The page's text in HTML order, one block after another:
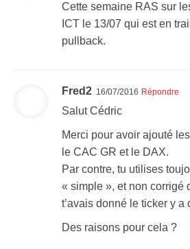
Cette semaine RAS sur
ICT le 13/07 qui est en
pullback.
Fred2 16/07/2016 Répondre
Salut Cédric
Merci pour avoir ajouté
le CAC GR et le DAX.
Par contre, tu utilises
« simple », et non corrigé
t’avais donné le ticker y
Des raisons pour cela ?